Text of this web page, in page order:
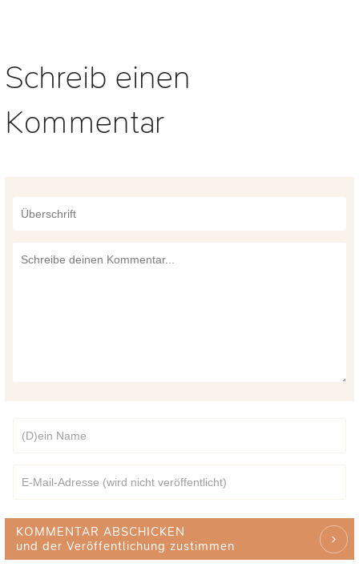
Schreib einen
Kommentar
KOMMENTAR ABSCHICKEN
und der Veröffentlichung zustimmen